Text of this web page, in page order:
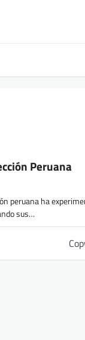
Peruana
peruana ha
sus…